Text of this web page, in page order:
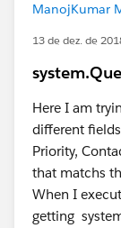
ManojKumar
13 de dez. de
Here I am
different
Priority,
that matchs
When I
getting